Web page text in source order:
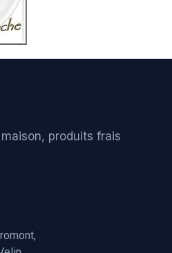
produits frais